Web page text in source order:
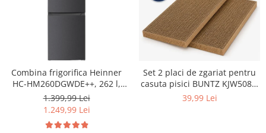
Combina frigorifica Heinner
HC-HM260DGWDE++, 262 l,
Clasa E, Dozator de apa,
Control electronic cu
termostat ajustabil, Lumina
1.399,99 Lei
1.249,99 Lei
Set 2 placi de zgariat pentru
casuta pisici BUNTZ KJW5082,
piese de schimb din carton
39,99 Lei